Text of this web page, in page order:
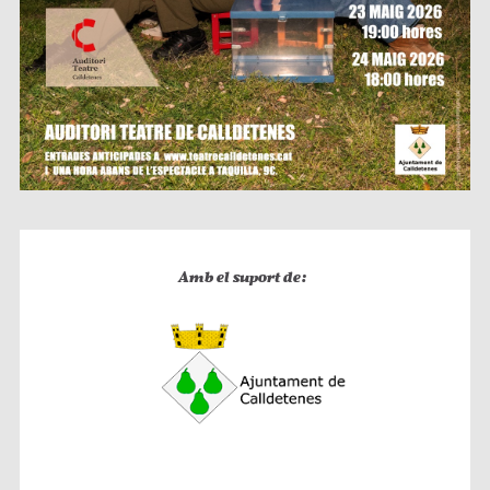
Amb el suport de: